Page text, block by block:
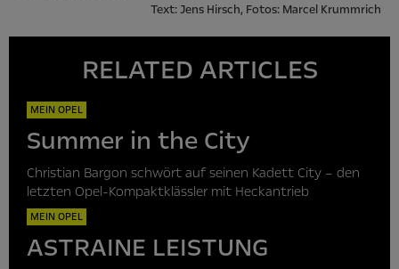
Text: Jens Hirsch, Fotos: Marcel Krummrich
RELATED ARTICLES
MEIN OPEL
Summer in the City
Christian Bargon schwört auf seinen Kadett City – den
letzten Opel-Kompaktklässler mit Heckantrieb
MEIN OPEL
ASTRAINE LEISTUNG